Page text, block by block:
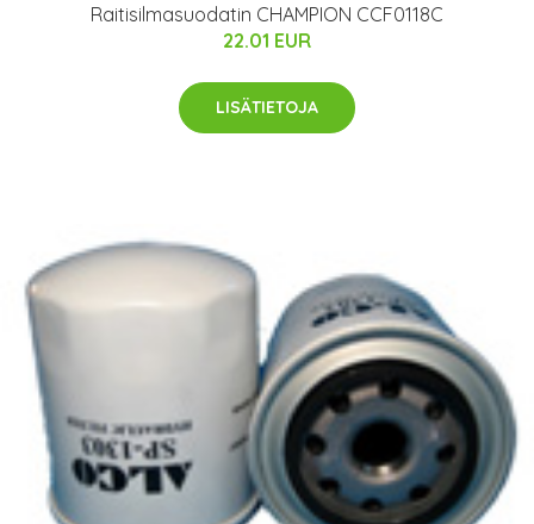
Raitisilmasuodatin CHAMPION CCF0118C
22.01 EUR
LISÄTIETOJA